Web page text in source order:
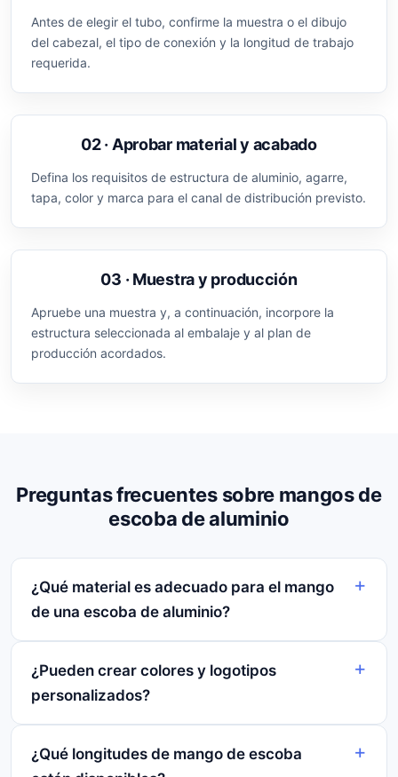
Antes de elegir el tubo, confirme la muestra o el dibujo
del cabezal, el tipo de conexión y la longitud de trabajo
requerida.
02 · Aprobar material y acabado
Defina los requisitos de estructura de aluminio, agarre,
tapa, color y marca para el canal de distribución previsto.
03 · Muestra y producción
Apruebe una muestra y, a continuación, incorpore la
estructura seleccionada al embalaje y al plan de
producción acordados.
Preguntas frecuentes sobre mangos de
escoba de aluminio
¿Qué material es adecuado para el mango
de una escoba de aluminio?
¿Pueden crear colores y logotipos
personalizados?
¿Qué longitudes de mango de escoba